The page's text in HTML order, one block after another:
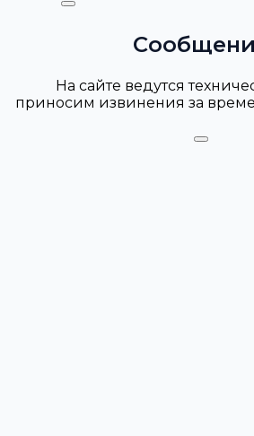
На сайте ведутся
приносим извинения за